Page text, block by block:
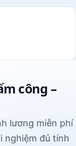
công –
lương miễn phí
nghiệm đủ tính